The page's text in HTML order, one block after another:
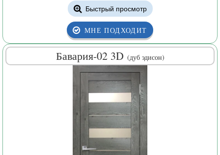
Быстрый просмотр
МНЕ ПОДХОДИТ
Бавария-02 3D (дуб эдисон)